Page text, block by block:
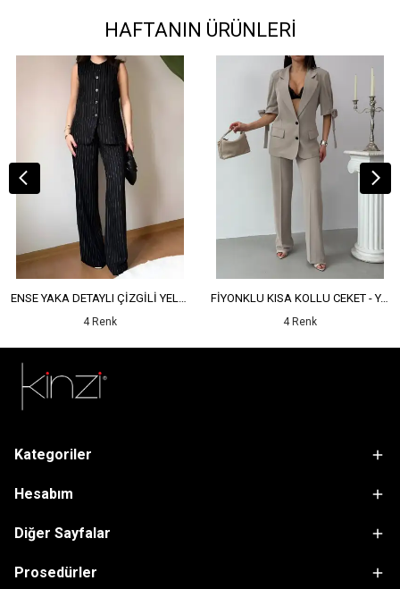
HAFTANIN ÜRÜNLERİ
ENSE YAKA DETAYLI ÇİZGİLİ YELEK - YÜKSEK BEL DETAYLI ÇİZGİLİ PANTOLON
4 Renk
FİYONKLU KISA KOLLU CEKET - YÜKSEK BEL SALAŞ PANTOLON
4 Renk
Kategoriler
Hesabım
Diğer Sayfalar
Prosedürler